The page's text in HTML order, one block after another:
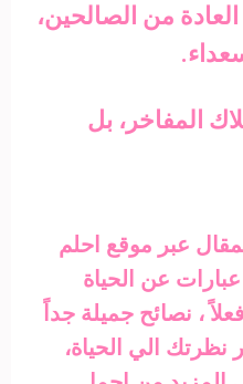
العادة من الصالحين،
المفاخر، بل
عبر موقع احلم
عن الحياة
، نصائح جميلة جداً
نظرتك الي الحياة،